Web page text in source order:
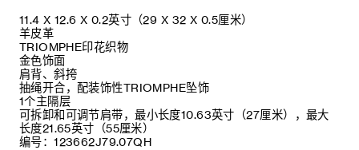
11.4 X 12.6 X 0.2英寸（29 X 32 X 0.5厘米）
羊皮革
TRIOMPHE印花织物
金色饰面
肩背、斜挎
抽绳开合，配装饰性TRIOMPHE坠饰
1个主隔层
可拆卸和可调节肩带，最小长度10.63英寸（27厘米），最大
长度21.65英寸（55厘米）
编号：123662J79.07QH